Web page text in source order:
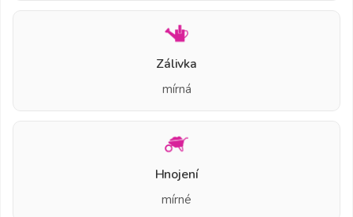
Zálivka
mírná
Hnojení
mírné